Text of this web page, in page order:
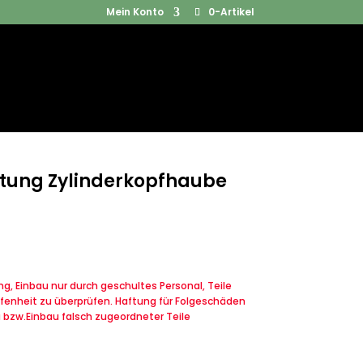
Mein Konto 0-Artikel
Products
Zylinderkopfhaube
Einbau nur durch geschultes Personal, Teile
zu überprüfen. Haftung für Folgeschäden
falsch zugeordneter Teile